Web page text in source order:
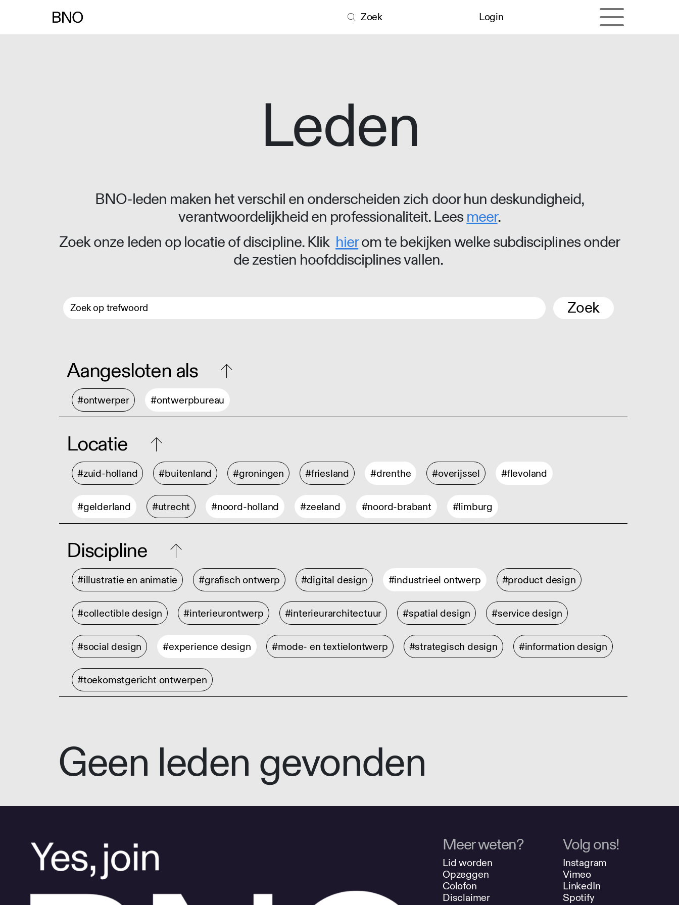
Zoek Login
Leden
BNO-leden maken het verschil en onderscheiden zich door hun deskundigheid,
verantwoordelijkheid en professionaliteit. Leesmeer.
Zoek onze leden op locatie of discipline. Klik hierom te bekijken welke subdisciplines onder
de zestien hoofddisciplines vallen.
Zoek
Aangesloten als
#ontwerper #ontwerpbureau
Locatie
#zuid-holland #buitenland #groningen #friesland #drenthe #overijssel #flevoland
#gelderland #utrecht #noord-holland #zeeland #noord-brabant #limburg
Discipline
#illustratie en animatie #grafisch ontwerp #digital design #industrieel ontwerp #product design
#collectible design #interieurontwerp #interieurarchitectuur #spatial design #service design
#social design #experience design #mode- en textielontwerp #strategisch design #information design
#toekomstgericht ontwerpen
Geen leden gevonden
Meer weten?
Lid worden
Opzeggen
Colofon
Disclaimer
Volg ons!
Instagram
Vimeo
LinkedIn
Spotify